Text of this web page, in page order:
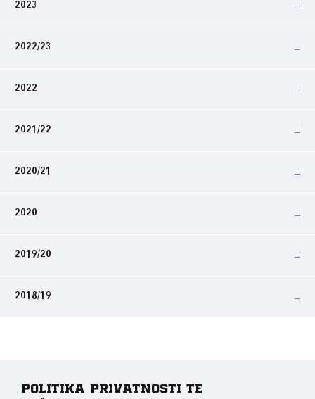
2023
2022/23
2022
2021/22
2020/21
2020
2019/20
2018/19
Politika privatnosti te